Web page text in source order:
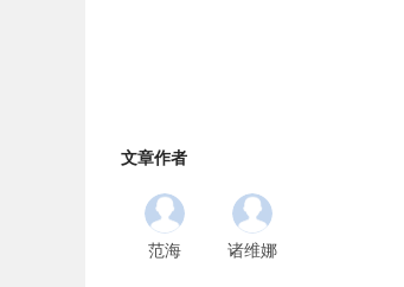
文章作者
范海 诸维娜